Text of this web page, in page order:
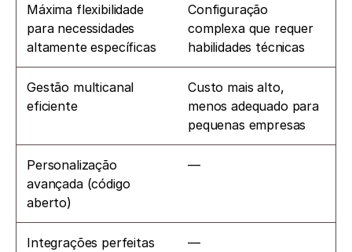
Máxima flexibilidade
para necessidades
altamente específicas
Configuração
complexa que requer
habilidades técnicas
Gestão multicanal
eficiente
Custo mais alto,
menos adequado para
pequenas empresas
Personalização
avançada (código
aberto)
—
Integrações perfeitas
—